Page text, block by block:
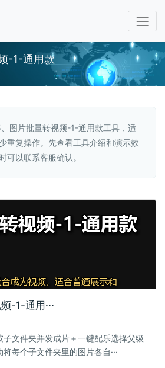
-1-通用款
图片批量转视频-1-通用款工具，适
重复操作。先查看工具介绍和演示效
可以联系客服确认。
-1-通用···
子文件夹并发成片＋一键配乐选择父级
每个子文件夹里的图片各自···